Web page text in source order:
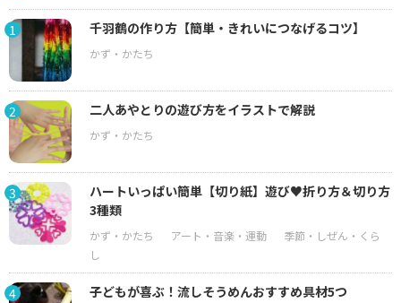
1 千羽鶴の作り方【簡単・きれいにつなげるコツ】
2 二人あやとりの遊び方をイラストで解説
3
ハートいっぱい簡単【切り紙】遊び♥折り方＆切り方
3種類
4 子どもが喜ぶ！流しそうめんおすすめ具材5つ